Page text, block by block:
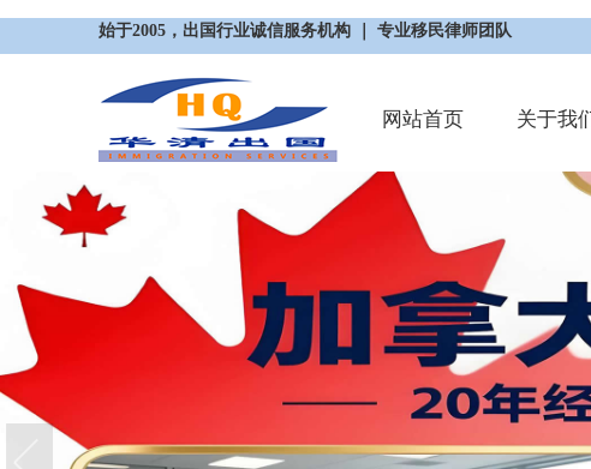
始于2005，出国行业诚信服务机构 ｜ 专业移民律师团队
网站首页 关于我